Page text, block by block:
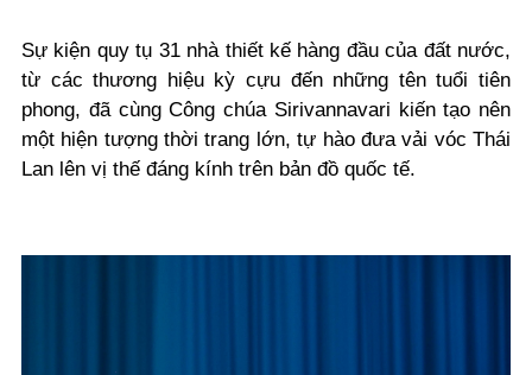
Sự kiện quy tụ 31 nhà thiết kế hàng đầu của đất nước,
từ các thương hiệu kỳ cựu đến những tên tuổi tiên
phong, đã cùng Công chúa Sirivannavari kiến tạo nên
một hiện tượng thời trang lớn, tự hào đưa vải vóc Thái
Lan lên vị thế đáng kính trên bản đồ quốc tế.